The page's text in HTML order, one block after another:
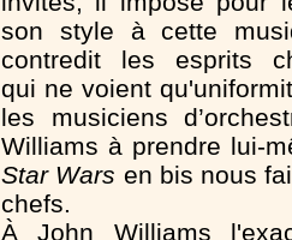
son style à cette
contredit les esprits
qui ne voient
les musiciens
Williams à prendre lui-
Star Wars en bis nous
chefs.
À John Williams